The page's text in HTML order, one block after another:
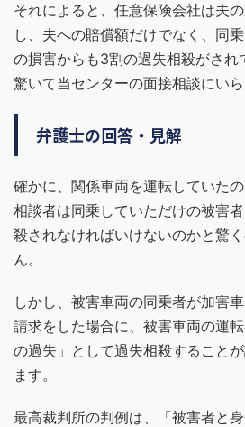
それによると、任意保険会社は夫
し、夫への賠償額だけでなく、同
の損害からも3割の過失相殺がされ
驚いて当センターの面接相談にいら
弁護士の回答・見解
確かに、関係車両を運転していたの
相談者は同乗していただけの被害
殺されなければいけないのかと驚
ん。
しかし、被害車両の同乗者が加害
請求をした場合に、被害車両の運
の過失」として過失相殺すること
ます。
最高裁判所の判例は、「被害者と